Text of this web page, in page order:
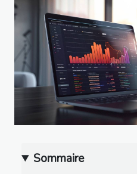
Sommaire